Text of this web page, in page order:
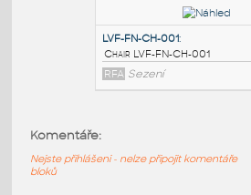
LVF-FN-CH-003:
Chair LVF-FN-CH-003
RFA Sezení
Sezení
Komentáře:
Nejste přihlášeni - nelze připojit komentáře
bloků